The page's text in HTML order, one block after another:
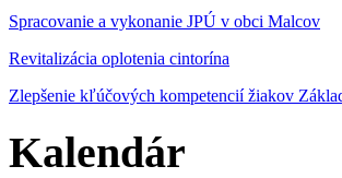
Spracovanie a vykonanie JPÚ v obci Malcov
Revitalizácia oplotenia cintorína
Zlepšenie kľúčových kompetencií žiakov
Kalendár